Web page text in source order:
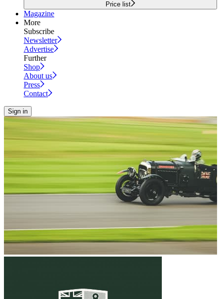
Price list
Magazine
More
Subscribe
Newsletter
Advertise
Further
Shop
About us
Press
Contact
Sign in